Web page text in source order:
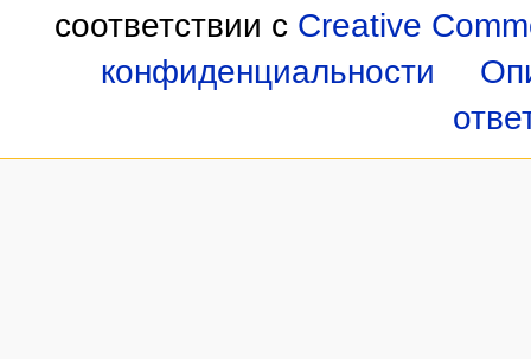
соответствии с Creative
конфиденциальности